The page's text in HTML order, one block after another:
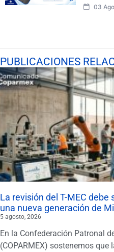
03
PUBLICACIONES
La revisión del T-MEC
una nueva generación de
5 agosto, 2026
En la Confederación Patronal
(COPARMEX) sostenemos